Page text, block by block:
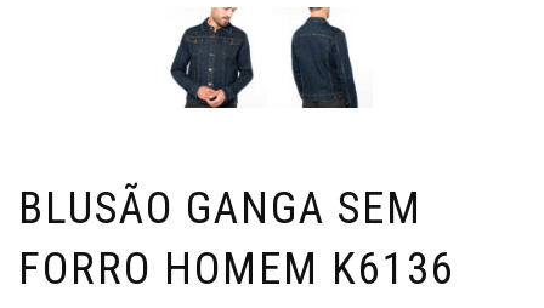
BLUSÃO GANGA SEM
FORRO HOMEM K6136